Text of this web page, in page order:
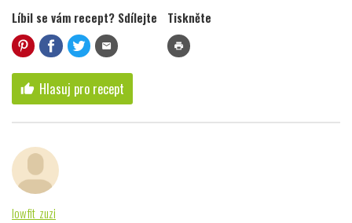
Líbil se vám recept? Sdílejte
mail
Tiskněte
print
thumb_up Hlasuj pro recept
lowfit_zuzi